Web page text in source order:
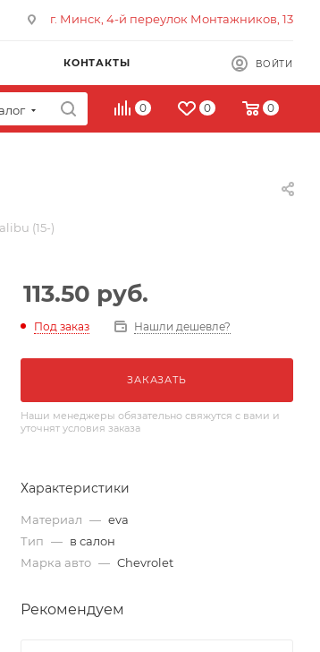
г. Минск, 4-й переулок Монтажников, 13
КОНТАКТЫ ВОЙТИ
0 0 0
(15-)
113.50 руб.
Под заказ Нашли дешевле?
ЗАКАЗАТЬ
Наши менеджеры обязательно свяжутся с вами и
уточнят условия заказа
Характеристики
Материал — eva
Тип — в салон
Марка авто — Chevrolet
Рекомендуем